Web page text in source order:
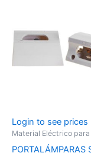
Login to see prices
Material Eléctrico
PORTALÁMPARAS